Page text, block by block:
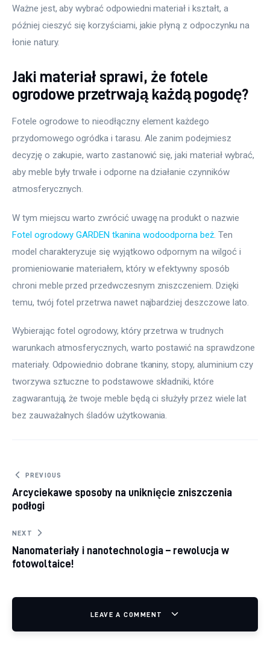
Ważne jest, aby wybrać odpowiedni materiał i kształt, a
później cieszyć się korzyściami, jakie płyną z odpoczynku na
łonie natury.
Jaki materiał sprawi, że fotele
ogrodowe przetrwają każdą pogodę?
Fotele ogrodowe to nieodłączny element każdego
przydomowego ogródka i tarasu. Ale zanim podejmiesz
decyzję o zakupie, warto zastanowić się, jaki materiał wybrać,
aby meble były trwałe i odporne na działanie czynników
atmosferycznych.
W tym miejscu warto zwrócić uwagę na produkt o nazwie
Fotel ogrodowy GARDEN tkanina wodoodporna beż. Ten
model charakteryzuje się wyjątkowo odpornym na wilgoć i
promieniowanie materiałem, który w efektywny sposób
chroni meble przed przedwczesnym zniszczeniem. Dzięki
temu, twój fotel przetrwa nawet najbardziej deszczowe lato.
Wybierając fotel ogrodowy, który przetrwa w trudnych
warunkach atmosferycznych, warto postawić na sprawdzone
materiały. Odpowiednio dobrane tkaniny, stopy, aluminium czy
tworzywa sztuczne to podstawowe składniki, które
zagwarantują, że twoje meble będą ci służyły przez wiele lat
bez zauważalnych śladów użytkowania.
Nawigacja wpisu
PREVIOUS
Arcyciekawe sposoby na uniknięcie zniszczenia
podłogi
NEXT
Nanomateriały i nanotechnologia – rewolucja w
fotowoltaice!
LEAVE A COMMENT